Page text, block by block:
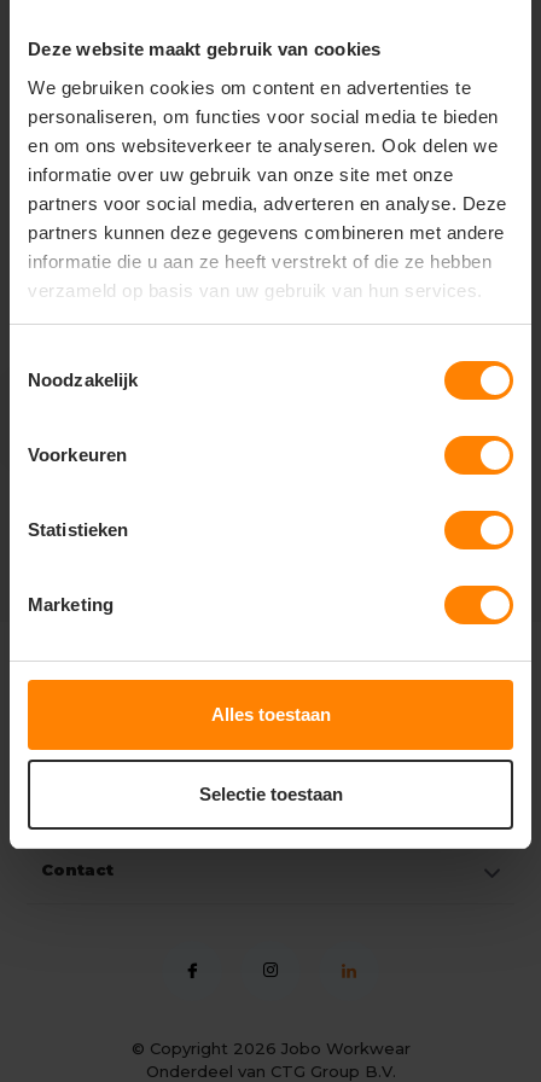
Deze website maakt gebruik van cookies
We gebruiken cookies om content en advertenties te
personaliseren, om functies voor social media te bieden
en om ons websiteverkeer te analyseren. Ook delen we
informatie over uw gebruik van onze site met onze
partners voor social media, adverteren en analyse. Deze
partners kunnen deze gegevens combineren met andere
informatie die u aan ze heeft verstrekt of die ze hebben
verzameld op basis van uw gebruik van hun services.
Noodzakelijk
Voorkeuren
Statistieken
Marketing
Alles toestaan
Selectie toestaan
+31(0)418 511 972
info@joboworkwear.nl
Schrijf je in voor exclusief
nieuws & updates
Abonneer
Klantenservice
Contact
© Copyright 2026 Jobo Workwear
Onderdeel van CTG Group B.V.